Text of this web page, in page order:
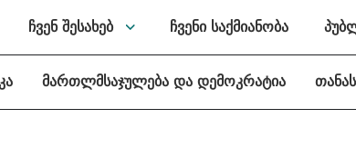
ჩვენ შესახებ ჩვენი საქმიანობა
მართლმსაჯულება და დემოკრატია